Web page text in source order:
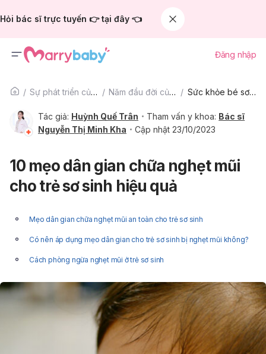
Hỏi bác sĩ trực tuyến 👉 tại đây 👈
Đăng nhập
Sự phát triển của trẻ Năm đầu đời của bé Sức khỏe bé sơ sinh
Tác giả: Huỳnh Quế Trân Tham vấn y khoa: Bác sĩ
Nguyễn Thị Minh Kha
Cập nhật 23/10/2023
10 mẹo dân gian chữa nghẹt mũi
cho trẻ sơ sinh hiệu quả
Mẹo dân gian chữa nghẹt mũi an toàn cho trẻ sơ sinh
Có nên áp dụng mẹo dân gian cho trẻ sơ sinh bị nghẹt mũi không?
Cách phòng ngừa nghẹt mũi ở trẻ sơ sinh